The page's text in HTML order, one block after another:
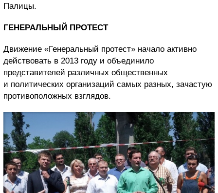
Палицы.
ГЕНЕРАЛЬНЫЙ ПРОТЕСТ
Движение «Генеральный протест» начало активно
действовать в 2013 году и объединило
представителей различных общественных
и политических организаций самых разных, зачастую
противоположных взглядов.